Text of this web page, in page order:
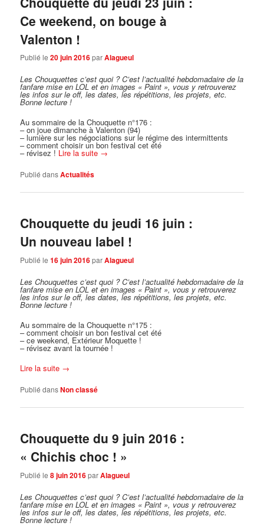
Ce weekend, on bouge à
Valenton !
Publié le20 juin 2016parAlagueul
Les Chouquettes c’est quoi ? C’est l’actualité hebdomadaire de la
fanfare mise en LOL et en images « Paint », vous y retrouverez
les infos sur le off, les dates, les répétitions, les projets, etc.
Bonne lecture !
Au sommaire de la Chouquette n°176 :
– on joue dimanche à Valenton (94)
– lumière sur les négociations sur le régime des intermittents
– comment choisir un bon festival cet été
– révisez ! Lire la suite →
Publié dansActualités
Chouquette du jeudi 16 juin :
Un nouveau label !
Publié le16 juin 2016parAlagueul
Les Chouquettes c’est quoi ? C’est l’actualité hebdomadaire de la
fanfare mise en LOL et en images « Paint », vous y retrouverez
les infos sur le off, les dates, les répétitions, les projets, etc.
Bonne lecture !
Au sommaire de la Chouquette n°175 :
– comment choisir un bon festival cet été
– ce weekend, Extérieur Moquette !
– révisez avant la tournée !
Lire la suite →
Publié dansNon classé
Chouquette du 9 juin 2016 :
« Chichis choc ! »
Publié le8 juin 2016parAlagueul
Les Chouquettes c’est quoi ? C’est l’actualité hebdomadaire de la
fanfare mise en LOL et en images « Paint », vous y retrouverez
les infos sur le off, les dates, les répétitions, les projets, etc.
Bonne lecture !